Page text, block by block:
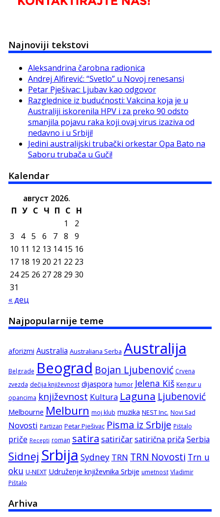
Najnoviji tekstovi
Aleksandrina čarobna radionica
Andrej Alfirević: “Svetlo” u Novoj renesansi
Petar Pješivac: Ljubav kao odgovor
Razglednice iz budućnosti: Vakcina koja je u
Australiji iskorenila HPV i za preko 90 odsto
smanjila pojavu raka koji ovaj virus izaziva od
nedavno i u Srbiji!
Jedini australijski trubački orkestar Opa Bato na
Saboru trubača u Guči!
Kalendar
август 2026.
П У С Ч П С Н
1
2
3
4 5 6 7 8
9
10 11 12 13 14 15 16
17 18 19 20 21 22 23
24 25 26 27 28 29 30
31
« дец
Najpopularnije teme
aforizmi Australia Australiana Serba Australija
Belgrade Beograd Bojan Ljubenović Crvena
zvezda dečija književnost dijaspora humor Jelena Kiš Kengur u
opancima književnost Kultura Laguna Ljubenović
Melbourne Melburn moj klub muzika NEST Inc. Novi Sad
Novosti Partizan Petar Pješivac Pisma iz Srbije Pištalo
priče Recepti roman satira satiričarsatirična priča Serbia
Sidnej Srbija Sydney TRN TRN Novosti Trn u
oku U-NEXT Udruženje književnika Srbije umetnost Vladimir
Pištalo
Arhiva